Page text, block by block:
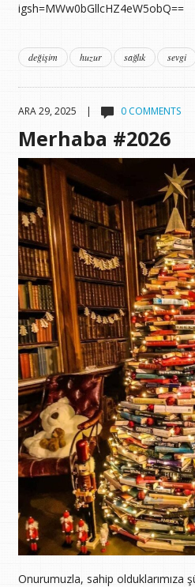
igsh=MWw0bGllcHZ4eW5obQ==
değişim huzur sağlık sevgi
ARA 29, 2025 | 0 COMMENTS
Merhaba #2026
Onurumuzla, sahip olduklarımıza